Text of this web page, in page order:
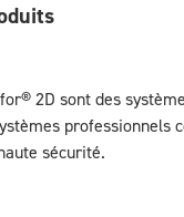
2D sont des
professionnels
sécurité.